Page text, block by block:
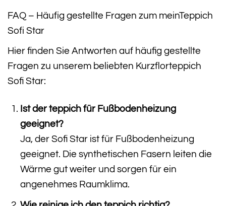
FAQ – Häufig gestellte Fragen zum meinTeppich
Sofi Star
Hier finden Sie Antworten auf häufig gestellte
Fragen zu unserem beliebten Kurzflorteppich
Sofi Star:
Ist der teppich für Fußbodenheizung
geeignet?
Ja, der Sofi Star ist für Fußbodenheizung
geeignet. Die synthetischen Fasern leiten die
Wärme gut weiter und sorgen für ein
angenehmes Raumklima.